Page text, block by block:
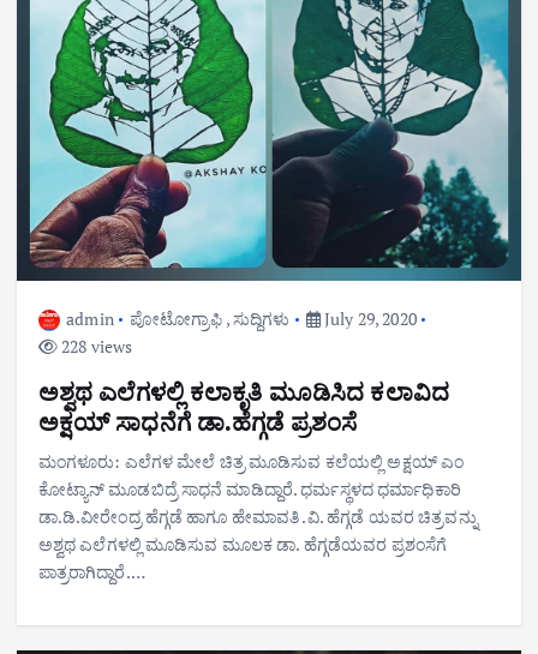
admin ಪೋಟೋಗ್ರಾಫಿ ,ಸುದ್ದಿಗಳು
July 29, 2020
228 views
ಅಶ್ವಥ ಎಲೆಗಳಲ್ಲಿ ಕಲಾಕೃತಿ ಮೂಡಿಸಿದ ಕಲಾವಿದ
ಅಕ್ಷಯ್ ಸಾಧನೆಗೆ ಡಾ.ಹೆಗ್ಗಡೆ ಪ್ರಶಂಸೆ
ಮಂಗಳೂರು: ಎಲೆಗಳ ಮೇಲೆ ಚಿತ್ರ ಮೂಡಿಸುವ ಕಲೆಯಲ್ಲಿ ಅಕ್ಷಯ್ ಎಂ
ಕೋಟ್ಯಾನ್ ಮೂಡಬಿದ್ರೆ ಸಾಧನೆ ಮಾಡಿದ್ದಾರೆ. ಧರ್ಮಸ್ಥಳದ ಧರ್ಮಾಧಿಕಾರಿ
ಡಾ.ಡಿ.ವೀರೇಂದ್ರ ಹೆಗ್ಗಡೆ ಹಾಗೂ ಹೇಮಾವತಿ .ವಿ. ಹೆಗ್ಗಡೆ ಯವರ ಚಿತ್ರವನ್ನು
ಅಶ್ವಥ ಎಲೆಗಳಲ್ಲಿ ಮೂಡಿಸುವ ಮೂಲಕ ಡಾ. ಹೆಗ್ಗಡೆಯವರ ಪ್ರಶಂಸೆಗೆ
ಪಾತ್ರರಾಗಿದ್ದಾರೆ.…